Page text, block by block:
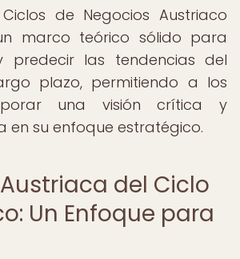
de Negocios Austriaco
marco teórico sólido para
predecir las tendencias del
plazo, permitiendo a los
una visión crítica y
en su enfoque estratégico.
del Ciclo
Un Enfoque para